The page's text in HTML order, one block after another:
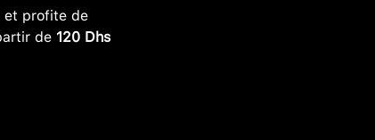
et profite de
de 120 Dhs